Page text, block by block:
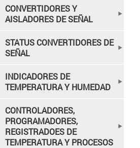
CONVERTIDORES Y
AISLADORES DE SEÑAL
STATUS CONVERTIDORES DE
SEÑAL
INDICADORES DE
TEMPERATURA Y HUMEDAD
CONTROLADORES,
PROGRAMADORES,
REGISTRADOES DE
TEMPERATURA Y PROCESOS